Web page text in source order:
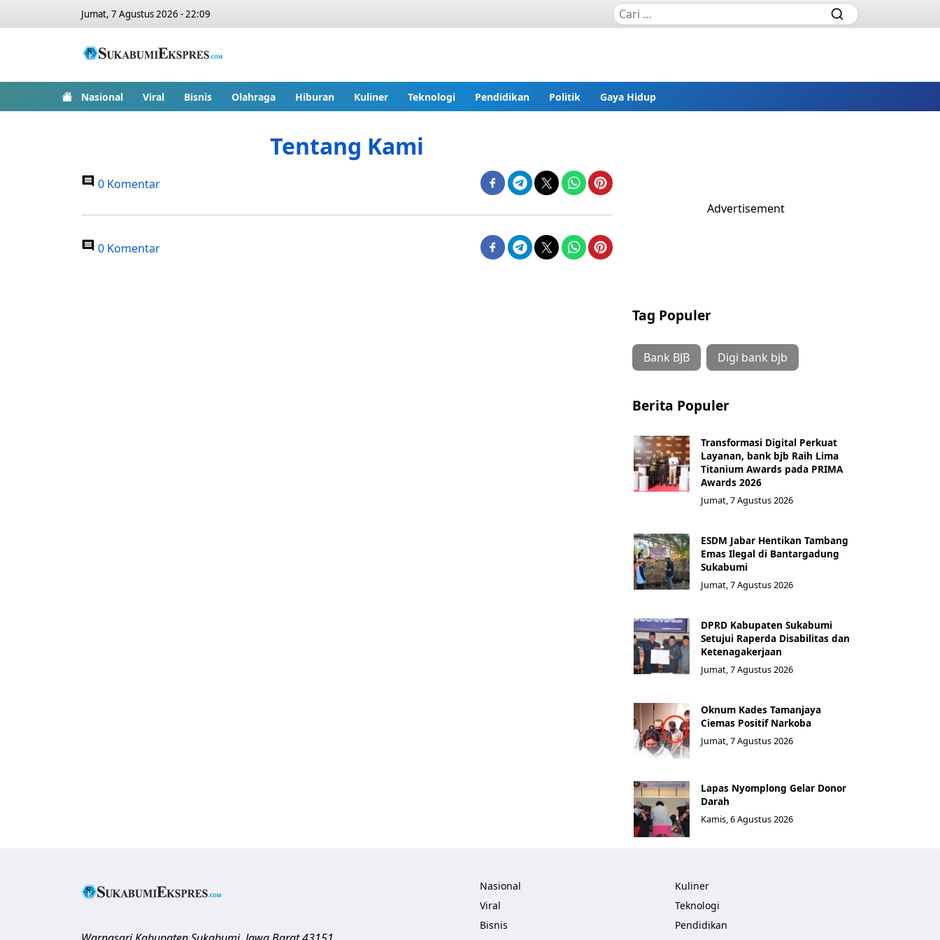
Jumat, 7 Agustus 2026 - 22:09
Nasional Viral Bisnis Olahraga Hiburan Kuliner Teknologi Pendidikan Politik Gaya Hidup
Tentang Kami
0 Komentar
0 Komentar
Advertisement
Tag Populer
Bank BJB Digi bank bjb
Berita Populer
Transformasi Digital Perkuat
Layanan, bank bjb Raih Lima
Titanium Awards pada PRIMA
Awards 2026
Jumat, 7 Agustus 2026
ESDM Jabar Hentikan Tambang
Emas Ilegal di Bantargadung
Sukabumi
Jumat, 7 Agustus 2026
DPRD Kabupaten Sukabumi
Setujui Raperda Disabilitas dan
Ketenagakerjaan
Jumat, 7 Agustus 2026
Oknum Kades Tamanjaya
Ciemas Positif Narkoba
Jumat, 7 Agustus 2026
Lapas Nyomplong Gelar Donor
Darah
Kamis, 6 Agustus 2026
Nasional
Viral
Bisnis
Kuliner
Teknologi
Pendidikan